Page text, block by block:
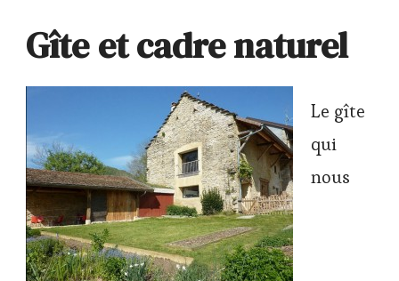
Gîte et cadre naturel
Le gîte
qui
nous